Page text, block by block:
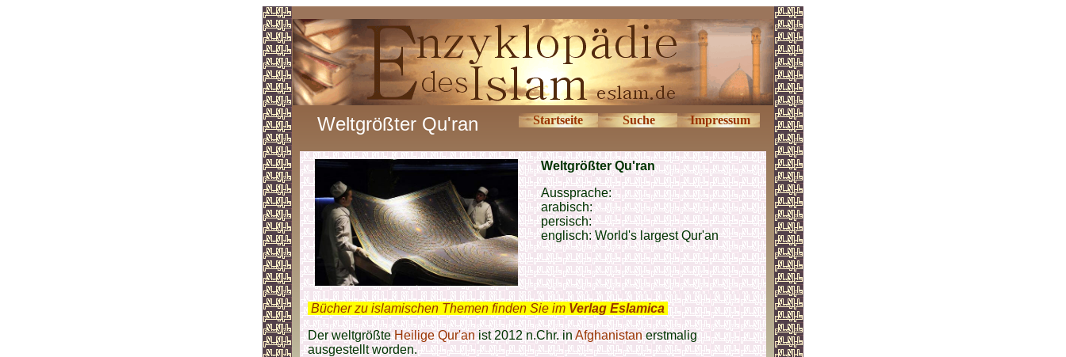
Weltgrößter Qu'ran Startseite Suche Impressum
Weltgrößter Qu'ran
Aussprache:
arabisch:
persisch:
englisch:World's largest Qur'an
Bücher zu islamischen Themen finden Sie im Verlag Eslamica
Der weltgrößteHeilige Qur'anist 2012 n.Chr. inAfghanistanerstmalig
ausgestellt worden.